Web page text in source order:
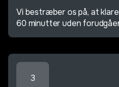
Vi bestræber os på, at
60 minutter uden
3